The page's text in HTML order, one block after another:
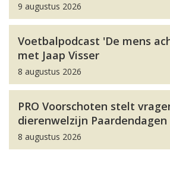
9 augustus 2026
Voetbalpodcast 'De mens
met Jaap Visser
8 augustus 2026
PRO Voorschoten stelt
dierenwelzijn Paardendagen
8 augustus 2026